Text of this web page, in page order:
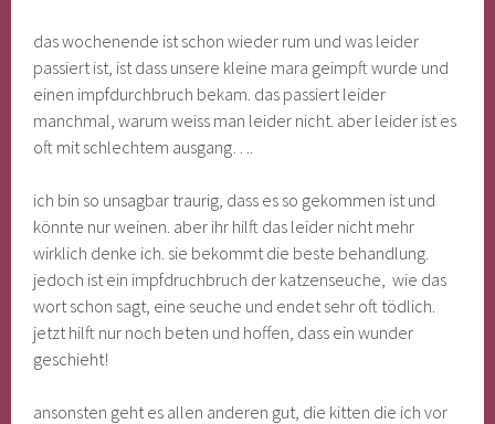
das wochenende ist schon wieder rum und was leider
passiert ist, ist dass unsere kleine mara geimpft wurde und
einen impfdurchbruch bekam. das passiert leider
manchmal, warum weiss man leider nicht. aber leider ist es
oft mit schlechtem ausgang….
ich bin so unsagbar traurig, dass es so gekommen ist und
könnte nur weinen. aber ihr hilft das leider nicht mehr
wirklich denke ich. sie bekommt die beste behandlung.
jedoch ist ein impfdruchbruch der katzenseuche, wie das
wort schon sagt, eine seuche und endet sehr oft tödlich.
jetzt hilft nur noch beten und hoffen, dass ein wunder
geschieht!
ansonsten geht es allen anderen gut, die kitten die ich vor